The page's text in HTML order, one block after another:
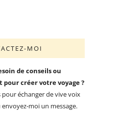
MOI
de conseils ou
créer votre voyage ?
pour échanger de vive voix
moi un message.